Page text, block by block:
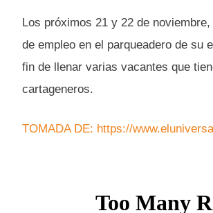
Los próximos 21 y 22 de
de empleo en el parqueadero de su
fin de llenar varias vacantes que
cartageneros.
TOMADA DE: https://